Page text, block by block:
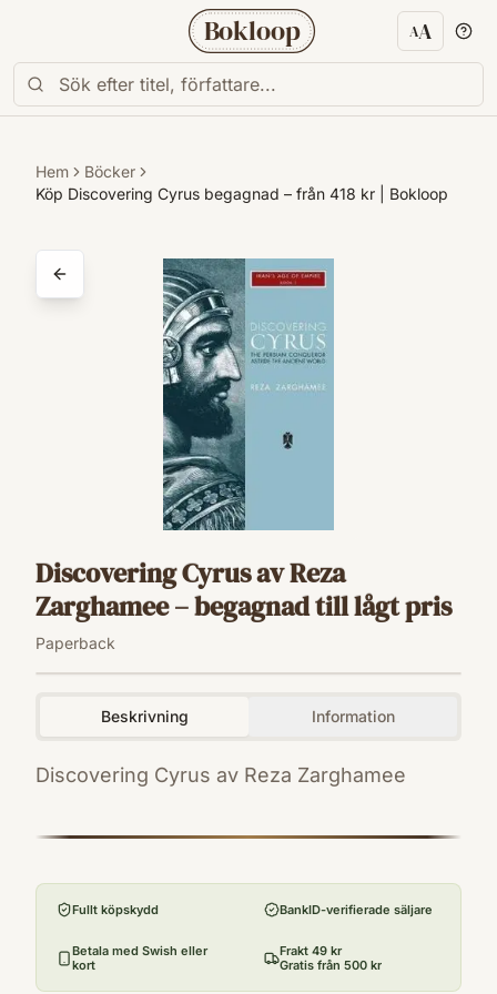
Bokloop AA
Hem
Böcker
Köp Discovering Cyrus begagnad – från 418 kr | Bokloop
Discovering Cyrus av Reza
Zarghamee – begagnad till lågt pris
Paperback
Beskrivning Information
Discovering Cyrus av Reza Zarghamee
9781933823935
Paperback
Fullt köpskydd BankID-verifierade säljare
Betala med Swish eller
kort
Frakt 49 kr
Gratis från 500 kr